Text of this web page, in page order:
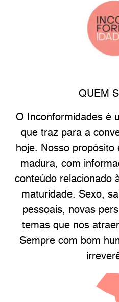
QUEM
O Inconformidades é
que traz para a
hoje. Nosso
madura, com
conteúdo relacionado
maturidade. Sexo,
pessoais, novas
temas que nos
Sempre com bom